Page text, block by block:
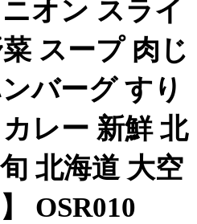
オン スライ
スープ 肉じ
バーグ すり
レー 新鮮 北
北海道 大空
OSR010